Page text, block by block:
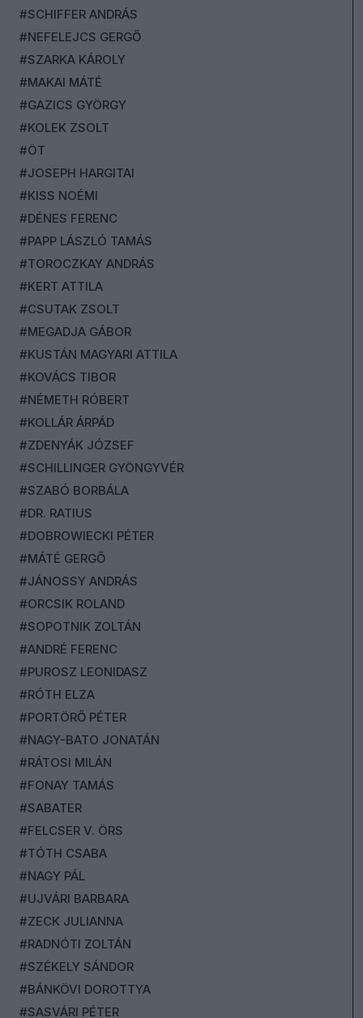
#SCHIFFER ANDRÁS
#NEFELEJCS GERGŐ
#SZARKA KÁROLY
#MAKAI MÁTÉ
#GAZICS GYÖRGY
#KOLEK ZSOLT
#ÖT
#JOSEPH HARGITAI
#KISS NOÉMI
#DÉNES FERENC
#PAPP LÁSZLÓ TAMÁS
#TOROCZKAY ANDRÁS
#KERT ATTILA
#CSUTAK ZSOLT
#MEGADJA GÁBOR
#KUSTÁN MAGYARI ATTILA
#KOVÁCS TIBOR
#NÉMETH RÓBERT
#KOLLÁR ÁRPÁD
#ZDENYÁK JÓZSEF
#SCHILLINGER GYÖNGYVÉR
#SZABÓ BORBÁLA
#DR. RATIUS
#DOBROWIECKI PÉTER
#MÁTÉ GERGŐ
#JÁNOSSY ANDRÁS
#ORCSIK ROLAND
#SOPOTNIK ZOLTÁN
#ANDRÉ FERENC
#PUROSZ LEONIDASZ
#RÓTH ELZA
#PORTÖRŐ PÉTER
#NAGY-BATO JONATÁN
#RÁTOSI MILÁN
#FONAY TAMÁS
#SABATER
#FELCSER V. ÖRS
#TÓTH CSABA
#NAGY PÁL
#UJVÁRI BARBARA
#ZECK JULIANNA
#RADNÓTI ZOLTÁN
#SZÉKELY SÁNDOR
#BÁNKÖVI DOROTTYA
#SASVÁRI PÉTER